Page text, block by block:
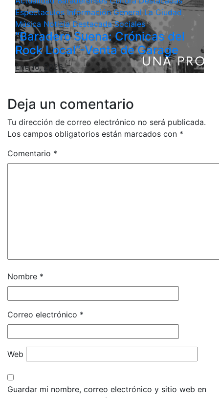
Espectaculos Información General La Ciudad
Música Noticia DestacadaSociales
“Baradero Suena: Crónicas del
Rock Local”-Venta de Garage
Ene 16, 2026
Deja un comentario
Tu dirección de correo electrónico no será publicada.
Los campos obligatorios están marcados con *
Comentario *
Nombre *
Correo electrónico *
Web
Guardar mi nombre, correo electrónico y sitio web en